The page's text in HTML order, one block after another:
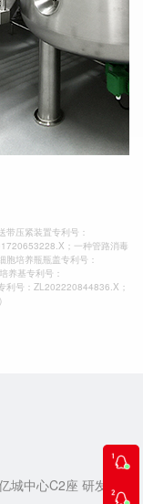
压紧装置专利号：
；一种管路消毒
培养瓶瓶盖专利号：
养基专利号：
利号：ZL202220844836.X；
中心C2座 研发生